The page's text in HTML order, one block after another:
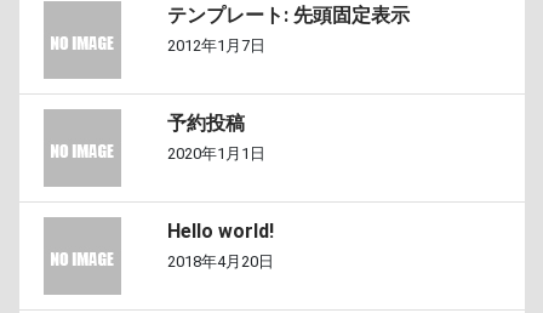
テンプレート: 先頭固定表示
2012年1月7日
予約投稿
2020年1月1日
Hello world!
2018年4月20日